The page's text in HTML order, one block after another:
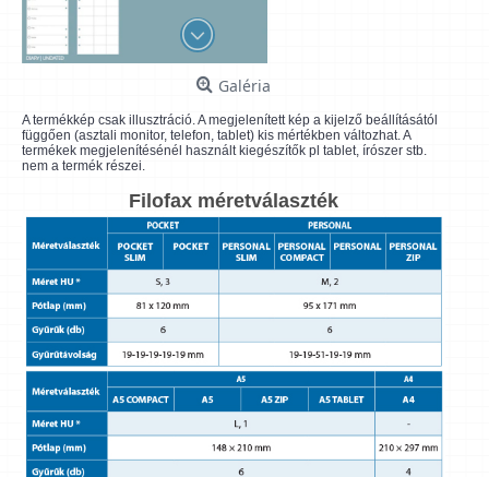
Galéria
A termékkép csak illusztráció. A megjelenített kép a kijelző beállításától
függően (asztali monitor, telefon, tablet) kis mértékben változhat. A
termékek megjelenítésénél használt kiegészítők pl tablet, írószer stb.
nem a termék részei.
Filofax méretválaszték